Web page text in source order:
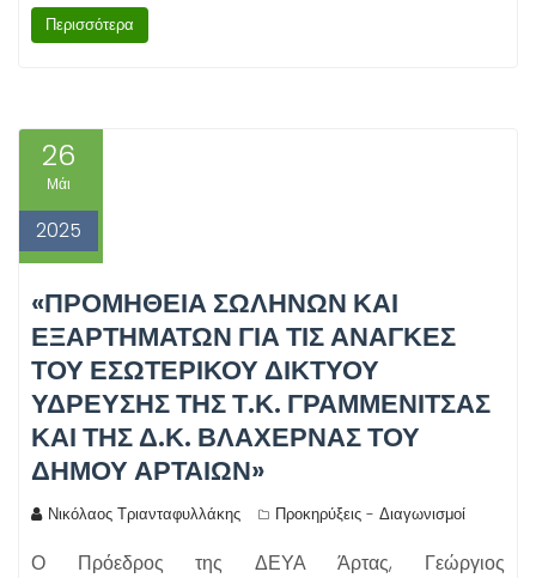
Περισσότερα
26
Μάι
2025
«ΠΡΟΜΗΘΕΙΑ ΣΩΛΗΝΩΝ ΚΑΙ
ΕΞΑΡΤΗΜΑΤΩΝ ΓΙΑ ΤΙΣ ΑΝΑΓΚΕΣ
ΤΟΥ ΕΣΩΤΕΡΙΚΟΥ ΔΙΚΤΥΟΥ
ΥΔΡΕΥΣΗΣ ΤΗΣ Τ.Κ. ΓΡΑΜΜΕΝΙΤΣΑΣ
ΚΑΙ ΤΗΣ Δ.Κ. ΒΛΑΧΕΡΝΑΣ ΤΟΥ
ΔΗΜΟΥ ΑΡΤΑΙΩΝ»
Νικόλαος Τριανταφυλλάκης Προκηρύξεις - Διαγωνισμοί
Ο Πρόεδρος της ΔΕΥΑ Άρτας, Γεώργιος